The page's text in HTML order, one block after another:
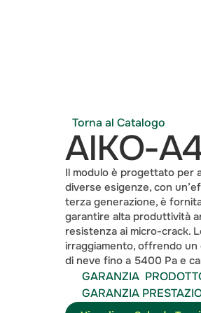
Torna al Catalogo
AIKO-
Il modulo è progettato per
diverse esigenze, con
terza generazione, è
garantire alta produttività
resistenza ai micro-crack.
irraggiamento, offrendo
di neve fino a 5400 Pa e
GARANZIA
GARANZIA